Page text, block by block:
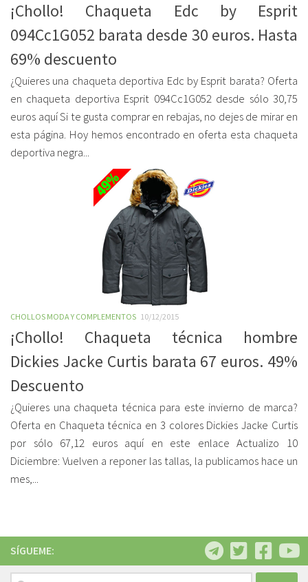
¡Chollo! Chaqueta Edc by Esprit
094Cc1G052 barata desde 30 euros. Hasta
69% descuento
¿Quieres una chaqueta deportiva Edc by Esprit barata? Oferta
en chaqueta deportiva Esprit 094Cc1G052 desde sólo 30,75
euros aquí Si te gusta comprar en rebajas, no dejes de mirar en
esta página. Hoy hemos encontrado en oferta esta chaqueta
deportiva negra...
CHOLLOS MODA Y COMPLEMENTOS 10/12/2015
¡Chollo! Chaqueta técnica hombre
Dickies Jacke Curtis barata 67 euros. 49%
Descuento
¿Quieres una chaqueta técnica para este invierno de marca?
Oferta en Chaqueta técnica en 3 colores Dickies Jacke Curtis
por sólo 67,12 euros aquí en este enlace Actualizo 10
Diciembre: Vuelven a reponer las tallas, la publicamos hace un
mes,...
SÍGUEME: